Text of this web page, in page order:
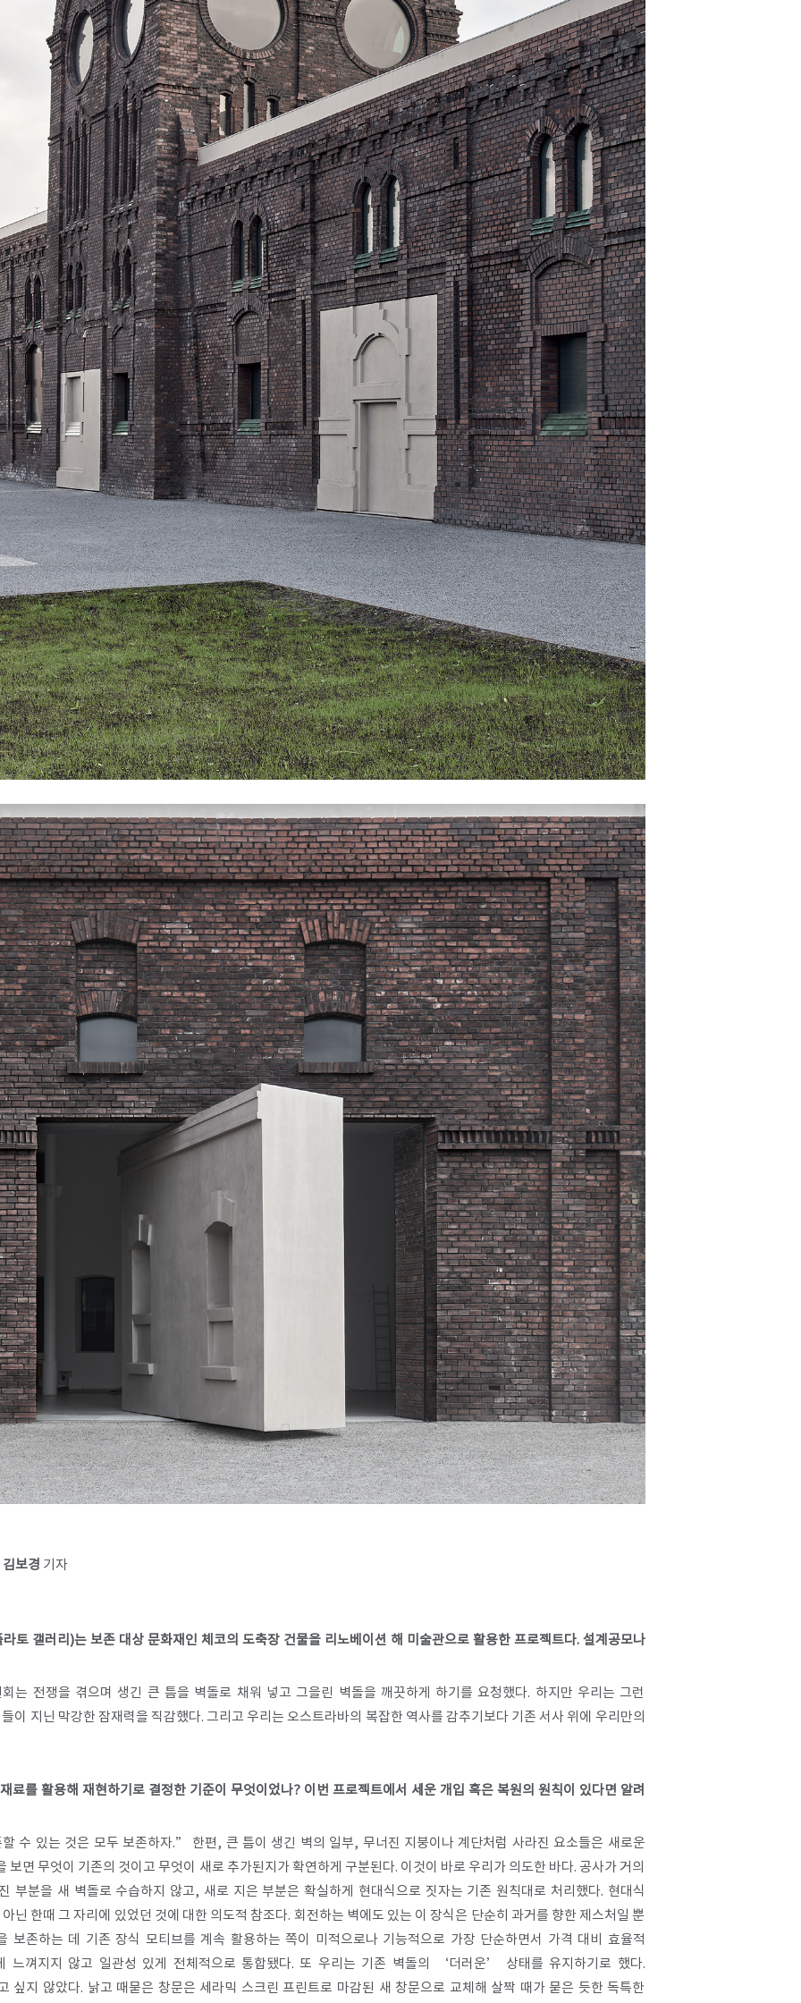
김보경 기자
토 갤러리)는 보존 대상 문화재인 체코의 도축장 건물을 리노베이션 해 미술관으로 활용한 프로젝트다. 설계공모나
는 전쟁을 겪으며 생긴 큰 틈을 벽돌로 채워 넣고 그을린 벽돌을 깨끗하게 하기를 요청했다. 하지만 우리는 그런
지닌 막강한 잠재력을 직감했다. 그리고 우리는 오스트라바의 복잡한 역사를 감추기보다 기존 서사 위에 우리만의
료를 활용해 재현하기로 결정한 기준이 무엇이었나? 이번 프로젝트에서 세운 개입 혹은 복원의 원칙이 있다면 알려
수 있는 것은 모두 보존하자.” 한편, 큰 틈이 생긴 벽의 일부, 무너진 지붕이나 계단처럼 사라진 요소들은 새로운
보면 무엇이 기존의 것이고 무엇이 새로 추가된지가 확연하게 구분된다. 이것이 바로 우리가 의도한 바다. 공사가 거의
부분을 새 벽돌로 수습하지 않고, 새로 지은 부분은 확실하게 현대식으로 짓자는 기존 원칙대로 처리했다. 현대식
닌 한때 그 자리에 있었던 것에 대한 의도적 참조다. 회전하는 벽에도 있는 이 장식은 단순히 과거를 향한 제스처일 뿐
보존하는 데 기존 장식 모티브를 계속 활용하는 쪽이 미적으로나 기능적으로 가장 단순하면서 가격 대비 효율적
느껴지지 않고 일관성 있게 전체적으로 통합됐다. 또 우리는 기존 벽돌의 ‘더러운’ 상태를 유지하기로 했다.
싶지 않았다. 낡고 때묻은 창문은 세라믹 스크린 프린트로 마감된 새 창문으로 교체해 살짝 때가 묻은 듯한 독특한